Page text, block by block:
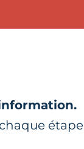
étape